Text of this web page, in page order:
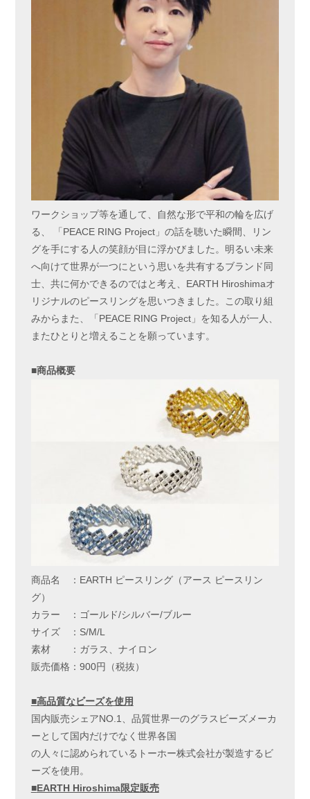
ワークショップ等を通して、自然な形で平和の輪を広げ
る、 「PEACE RING Project」の話を聴いた瞬間、リン
グを手にする人の笑顔が目に浮かびました。明るい未来
へ向けて世界が一つにという思いを共有するブランド同
士、共に何かできるのではと考え、EARTH Hiroshimaオ
リジナルのピースリングを思いつきました。この取り組
みからまた、「PEACE RING Project」を知る人が一人、
またひとりと増えることを願っています。
■商品概要
商品名 ：EARTH ピースリング（アース ピースリン
グ）
カラー ：ゴールド/シルバー/ブルー
サイズ ：S/M/L
素材 ：ガラス、ナイロン
販売価格：900円（税抜）
■高品質なビーズを使用
国内販売シェアNO.1、品質世界一のグラスビーズメーカ
ーとして国内だけでなく世界各国
の人々に認められているトーホー株式会社が製造するビ
ーズを使用。
■EARTH Hiroshima限定販売